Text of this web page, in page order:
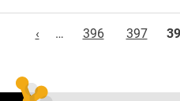
‹
… 396 397